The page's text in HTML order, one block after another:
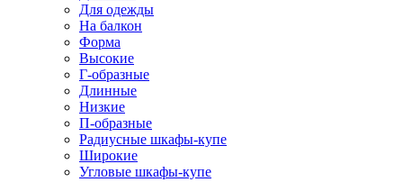
Для одежды
На балкон
Форма
Высокие
Г-образные
Длинные
Низкие
П-образные
Радиусные шкафы-купе
Широкие
Угловые шкафы-купе